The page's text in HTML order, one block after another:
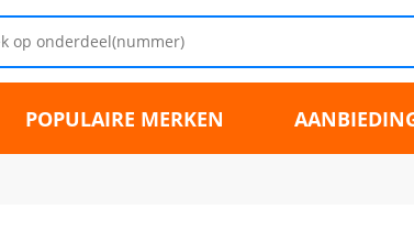
POPULAIRE MERKEN